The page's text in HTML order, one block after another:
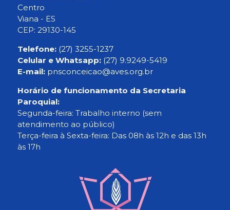
Centro
Viana - ES
CEP: 29130-145
Telefone: (27) 3255-1237
Celular e Whatsapp: (27) 9.9249-5419
E-mail: pnsconceicao@aves.org.br
Horário de funcionamento da Secretaria
Paroquial:
Segunda-feira: Trabalho interno (sem
atendimento ao público)
Terça-feira à Sexta-feira: Das 08h às 12h e das 13h
às 17h